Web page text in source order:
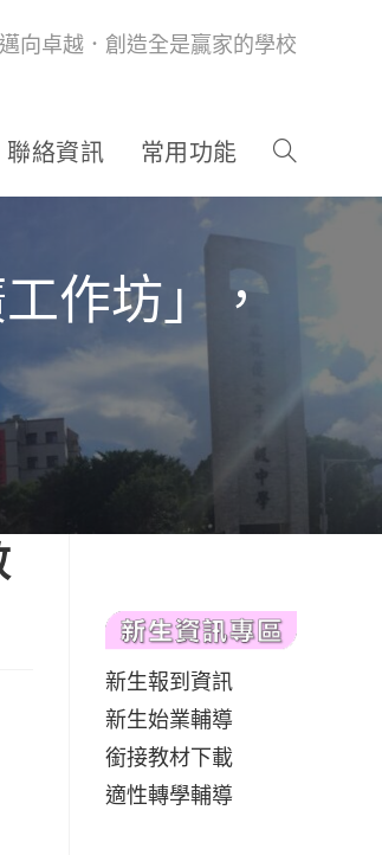
向卓越．創造全是贏家的學校
聯絡資訊 常用功能
作坊」，
新生報到資訊
新生始業輔導
銜接教材下載
適性轉學輔導